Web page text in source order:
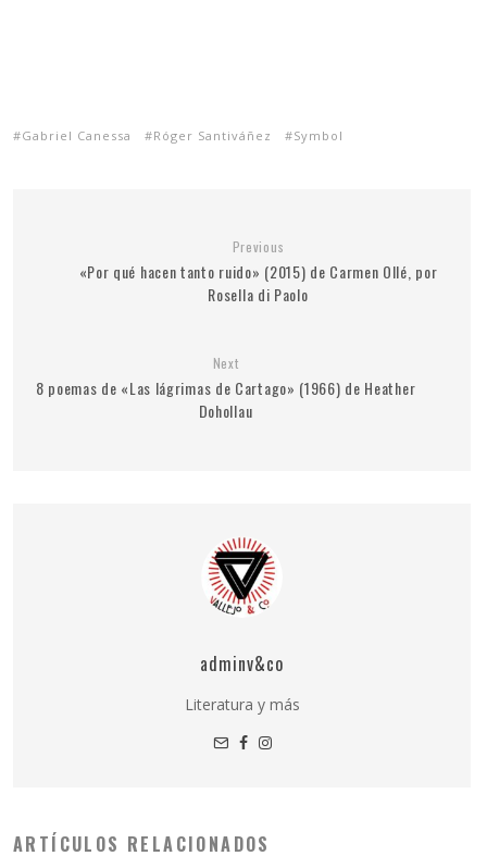
Gabriel Canessa Róger Santiváñez Symbol
Previous
«Por qué hacen tanto ruido» (2015) de Carmen Ollé, por
Rosella di Paolo
Next
8 poemas de «Las lágrimas de Cartago» (1966) de Heather
Dohollau
adminv&co
Literatura y más
ARTÍCULOS RELACIONADOS